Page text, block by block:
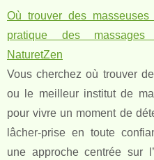
Où trouver des
pratique des
NaturetZen
Vous cherchez où trouver
ou le meilleur institut de
pour vivre un moment de
lâcher-prise en toute
une approche centrée sur